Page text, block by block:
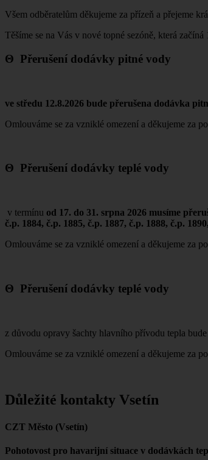
Všem odběratelům děkujeme za přízeň a přejeme
Těšíme se na Vás v nové topné sezóně, která začíná
Θ Přerušení dodávky pitné vody
ve středu 12.8.2026 bude přerušena dodávka
Omlouváme se za vzniklé omezení a děkujeme za
Θ Přerušení dodávky teplé vody
v termínu od 17. do 31. srpna 2026 musíme
č.p. 1884, č.p. 1885, č.p. 1887, č.p. 1888, č.p.
Omlouváme se za vzniklé omezení a děkujeme za
Θ Přerušení dodávky teplé vody
z důvodu opravy šachty hlavního přívodu tepla
Omlouváme se za vzniklé omezení a děkujeme za
Důležité kontakty Vsetín
CZT Město (Vsetín)
Pohotovost pro havarijní situace v dodávkách